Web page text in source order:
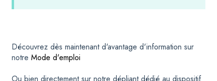
Découvrez dès maintenant d'avantage d'information sur
notre Mode d'emploi